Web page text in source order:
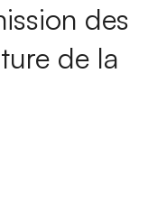
des
de la